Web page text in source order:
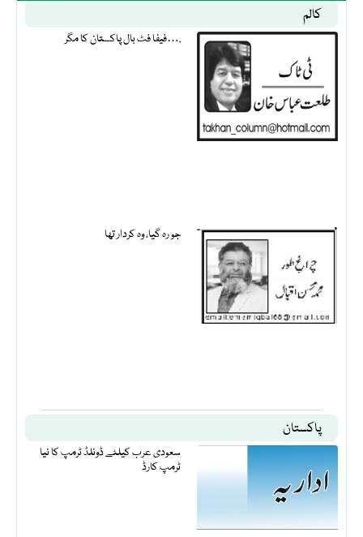
کالم
فیفا فٹ بال پاکستان کا مگر….
جو رہ گیا، وہ کردار تھا
پاکستان
سعودی عرب کیلئے ڈونلڈ ٹرمپ کا نیا
ٹرمپ کارڈ